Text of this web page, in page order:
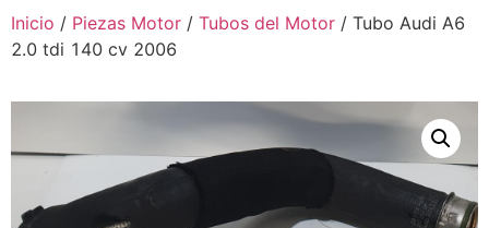
Inicio / Piezas Motor / Tubos del Motor / Tubo Audi A6
2.0 tdi 140 cv 2006